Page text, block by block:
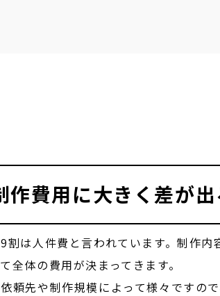
作費用に大きく差が出
割は人件費と言われています。制作
全体の費用が決まってきます。
頼先や制作規模によって様々ですので